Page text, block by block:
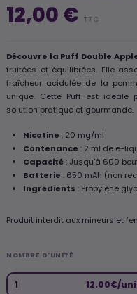
12,00 € TTC
Découvre la Puff Double
fruitées et équilibrées. Elle
fraîcheur acidulée de la
unique. Cette Puff est idéale
solution pratique et gourmande.
Nicotine : 20 mg/ml
Contenance : 2 ml de e-
Capacité: Jusqu'à 600
Batterie : 650 mAh (non
Ingrédients : Propylène
Produit interdit aux mineurs et
NOMBRE D'UNITÉ
1 12.00€/